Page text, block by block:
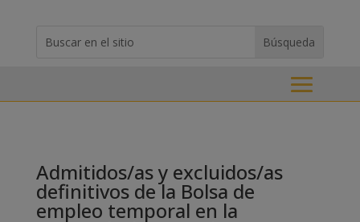
for...
Admitidos/as y excluidos/as
definitivos de la Bolsa de
empleo temporal en la